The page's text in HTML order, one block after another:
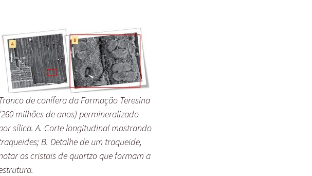
de conífera da Formação Teresina
milhões de anos) permineralizado
sílica. A. Corte longitudinal mostrando
B. Detalhe de um traqueide,
os cristais de quartzo que formam a